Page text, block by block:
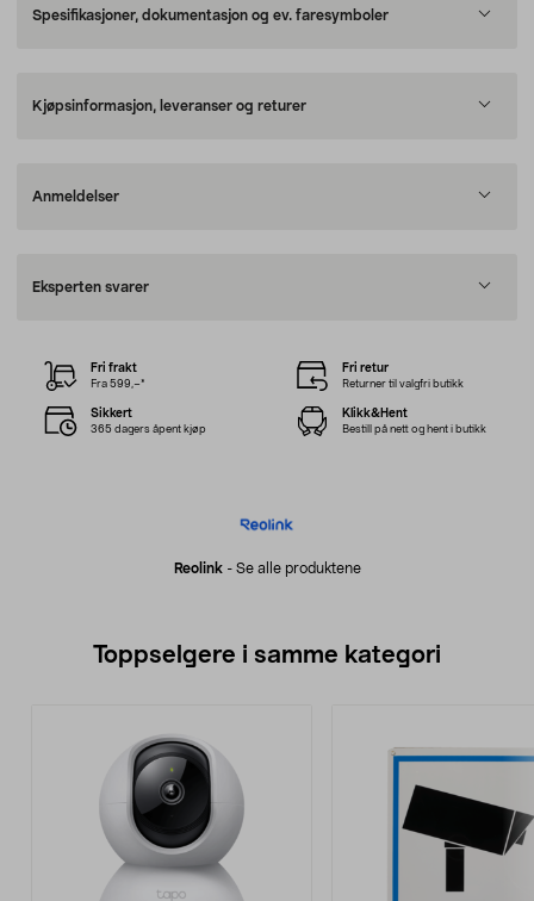
Spesifikasjoner, dokumentasjon og ev. faresymboler
Kjøpsinformasjon, leveranser og returer
Anmeldelser
Eksperten svarer
Reolink- Se alle produktene
Fri frakt
Fra 599,–*
Fri retur
Returner til valgfri butikk
Sikkert
365 dagers åpent kjøp
Klikk&Hent
Bestill på nett og hent i butikk
Toppselgere i samme kategori